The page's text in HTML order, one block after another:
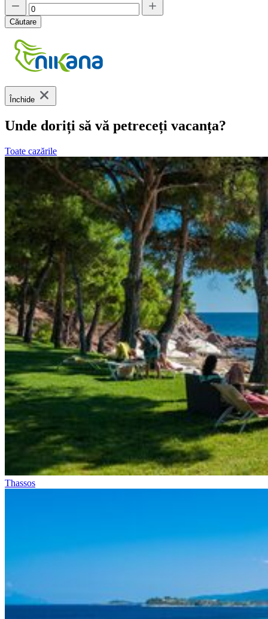
Căutare
Închide
Unde doriți să vă petreceți vacanța?
Toate cazările
Thassos